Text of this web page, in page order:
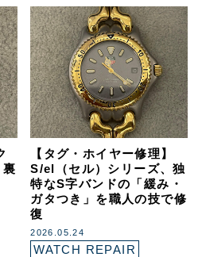
【タグ・ホイヤー修理】
S/el（セル）シリーズ、独
特なS字バンドの「緩み・
ガタつき」を職人の技で修
復
2026.05.24
WATCH REPAIR